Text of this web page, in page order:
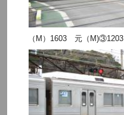
（M）1603 元（M)③1203